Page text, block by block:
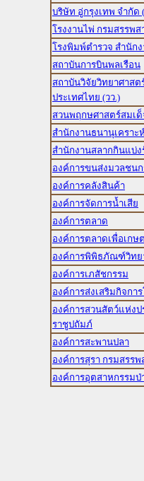
บริษัท อู่กรุงเทพ จำกัด
โรงงานไพ่ กรมสรรพส
โรงพิมพ์ตำรวจ สำนัก
สถาบันการบินพลเรือน
สถาบันวิจัยวิทยาศาส
ประเทศไทย (วว.)
สวนพฤกษศาสตร์สมเด็
สำนักงานธนานุเคราะห์
สำนักงานสลากกินแบ่ง
องค์การขนส่งมวลชนก
องค์การคลังสินค้า
องค์การจัดการน้ำเสีย
องค์การตลาด
องค์การตลาดเพื่อเกษ
องค์การพิพิธภัณฑ์วิทย
องค์การเภสัชกรรม
องค์การส่งเสริมกิจกา
องค์การสวนสัตว์แห่งป
ราชูปถัมภ์
องค์การสะพานปลา
องค์การสุรา กรมสรรพ
องค์การอุตสาหกรรมป่